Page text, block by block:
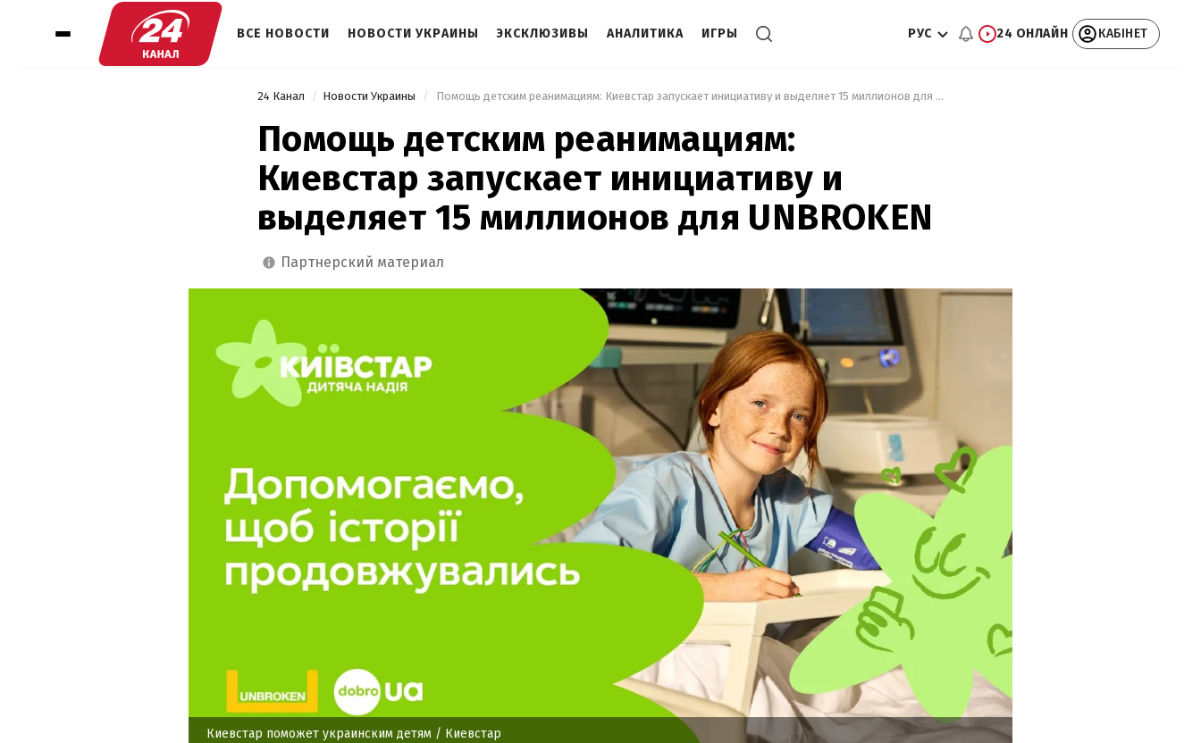
ВСЕ НОВОСТИ НОВОСТИ УКРАИНЫ ЭКСКЛЮЗИВЫ АНАЛИТИКА ИГРЫ РУС 24 ОНЛАЙН КАБІНЕТ
24 Канал Новости Украины Помощь детским реанимациям: Киевстар запускает инициативу и выделяет 15 миллионов для UNBROKEN
Помощь детским реанимациям:
Киевстар запускает инициативу и
выделяет 15 миллионов для UNBROKEN
партнерский материал
Киевстар поможет украинским детям / Киевстар